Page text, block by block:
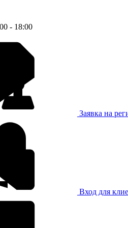
- 18:00
Заявка на
Вход для